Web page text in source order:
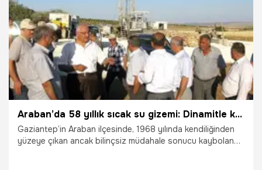
6.08.2026
Araban’da 58 yıllık sıcak su gizemi: Dinamitle kaybolan şifalı kaynak için MTA’ya çağrı!
Gaziantep’in Araban ilçesinde, 1968 yılında kendiliğinden
yüzeye çıkan ancak bilinçsiz müdahale sonucu kaybolan